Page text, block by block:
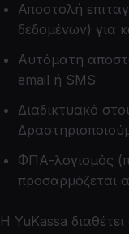
Αποστολή
δεδομένων) για
Αυτόματη
email ή SMS
Διαδικτυακό
ΦΠΑ-λογισμός
προσαρμόζεται
Η YuKassa